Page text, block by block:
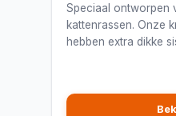
Speciaal ontworpen
kattenrassen. Onze
hebben extra dikke